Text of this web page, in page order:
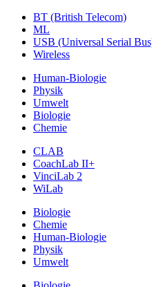
BT (British Telecom)
ML
USB (Universal Serial
Wireless
Human-Biologie
Physik
Umwelt
Biologie
Chemie
CLAB
CoachLab II+
VinciLab 2
WiLab
Biologie
Chemie
Human-Biologie
Physik
Umwelt